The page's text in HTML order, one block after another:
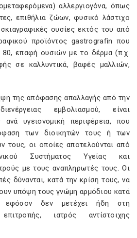
αλλεργιογόνα, όπως
επιθήλια ζώων, φυσικό λάστιχο
ουσίες εκτός του από
προϊόντος gastrografin που
80, επαφή ουσιών με το δέρμα (π.χ.
σε καλλυντικά, βαφές μαλλιών,
της απόφασης απαλλαγής από την
εμβολιασμού, είναι
ανά υγειονομική περιφέρεια, που
των διοικητών τους ή των
τους, οι οποίες αποτελούνται από
Συστήματος Υγείας και
με τους αναπληρωτές τους. Οι
δύνανται, κατά την κρίση τους, να
υπόψη τους γνώμη αρμόδιου κατά
εφόσον δεν μετέχει ήδη στη
ιατρός αντίστοιχης